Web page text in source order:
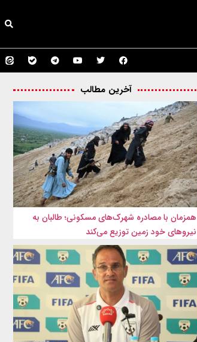
آخرین مطالب
همزمان با مصادره شهرک‌های مسکونی؛ طالبان به
نیروهای خود زمین توزیع می‌کند